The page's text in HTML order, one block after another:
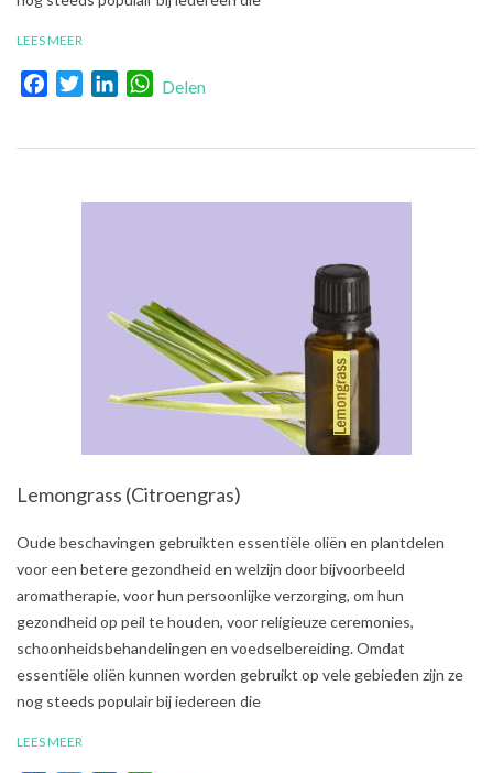
LEES MEER
FacebookTwitterLinkedInWhatsApp
Delen
Lemongrass (Citroengras)
2021-
Oude beschavingen gebruikten essentiële oliën en plantdelen
voor een betere gezondheid en welzijn door bijvoorbeeld
aromatherapie, voor hun persoonlijke verzorging, om hun
gezondheid op peil te houden, voor religieuze ceremonies,
schoonheidsbehandelingen en voedselbereiding. Omdat
essentiële oliën kunnen worden gebruikt op vele gebieden zijn ze
nog steeds populair bij iedereen die
LEES MEER